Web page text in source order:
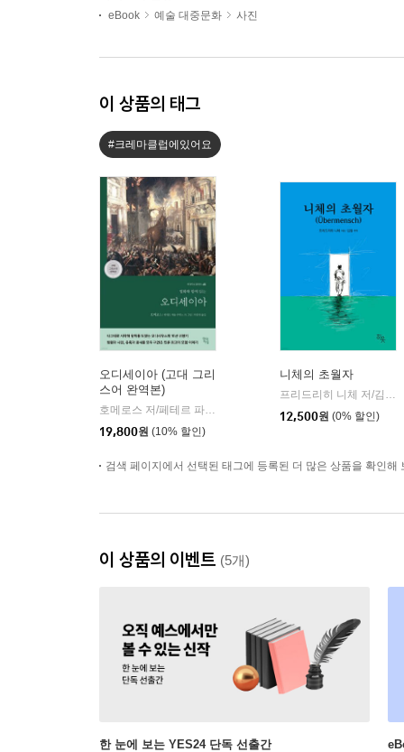
eBook 예술 대중문화 사진
이 상품의 태그
#크레마클럽에있어요
오디세이아 (고대 그리
스어 완역본)
| 현대지성
19,800원 (10% 할인)
니체의 초월자
12,500원 (0% 할인)
검색 페이지에서 선택된 태그에 등록된 더 많은 상품을 확인해
이 상품의 이벤트 (5개)
한 눈에 보는 YES24 단독 선출간